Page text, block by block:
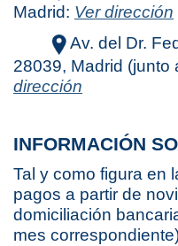
Madrid: Ver dirección
Av. del Dr.
28039, Madrid (junto
dirección
INFORMACIÓN
Tal y como figura en
pagos a partir de
domiciliación
mes